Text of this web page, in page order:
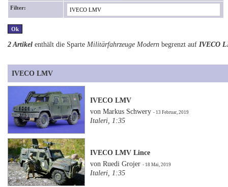
Filter:
2 Artikel enthält die Sparte Militärfahrzeuge Modern begrenzt auf IVECO
IVECO LMV
IVECO LMV
von Markus Schwery- 13 Februar, 2019
Italeri, 1:35
IVECO LMV Lince
von Ruedi Grojer- 18 Mai, 2019
Italeri, 1:35